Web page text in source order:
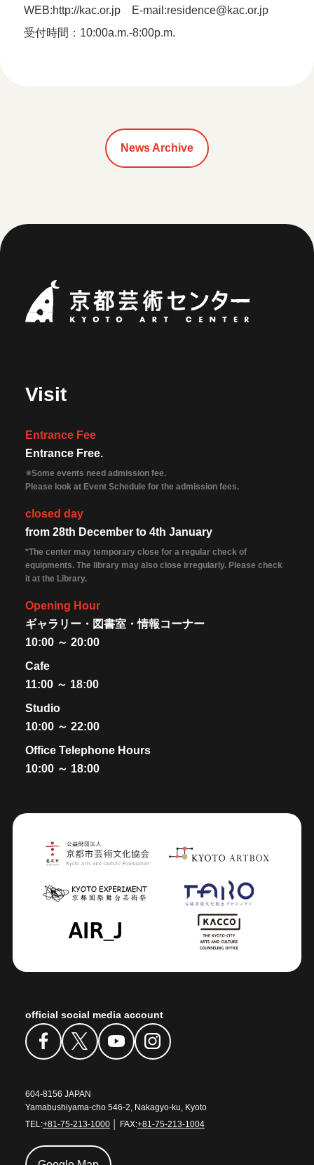
WEB:http://kac.or.jp E-mail:residence@kac.or.jp
受付時間：10:00a.m.-8:00p.m.
News Archive
Visit
Entrance Fee
Entrance Free.
※Some events need admission fee.
Please look at Event Schedule for the admission fees.
closed day
from 28th December to 4th January
*The center may temporary close for a regular check of
equipments. The library may also close irregularly. Please check
it at the Library.
Opening Hour
ギャラリー・図書室・情報コーナー
10:00 ～ 20:00
Cafe
11:00 ～ 18:00
Studio
10:00 ～ 22:00
Office Telephone Hours
10:00 ～ 18:00
official social media account
604-8156 JAPAN
Yamabushiyama-cho 546-2, Nakagyo-ku, Kyoto
TEL:+81-75-213-1000│ FAX:+81-75-213-1004